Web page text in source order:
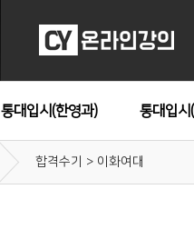
통대입시(한영과) 통대입시
합격수기 > 이화여대